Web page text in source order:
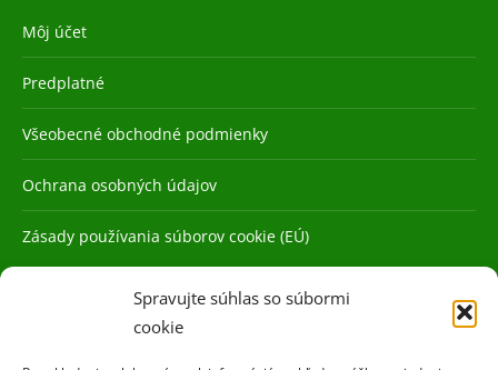
Spravujte súhlas so súbormi
cookie
Môj účet
Predplatné
Všeobecné obchodné podmienky
Ochrana osobných údajov
Zásady používania súborov cookie (EÚ)